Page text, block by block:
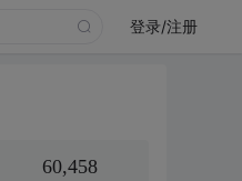
登录/注册
60,458